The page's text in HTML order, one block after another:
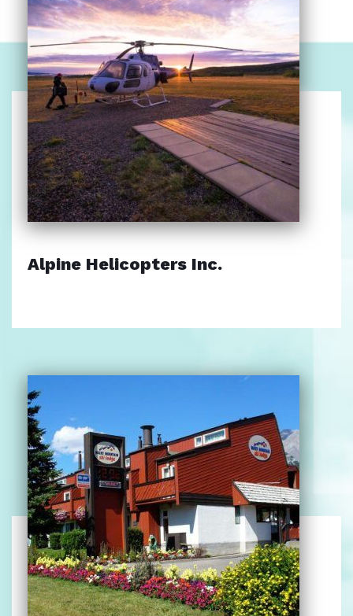
Alpine Helicopters Inc.